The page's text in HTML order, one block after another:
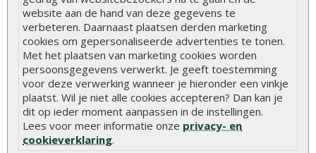
website aan de hand van deze gegevens te
verbeteren. Daarnaast plaatsen derden marketing
cookies om gepersonaliseerde advertenties te tonen.
Met het plaatsen van marketing cookies worden
persoonsgegevens verwerkt. Je geeft toestemming
voor deze verwerking wanneer je hieronder een vinkje
plaatst. Wil je niet alle cookies accepteren? Dan kan je
dit op ieder moment aanpassen in de instellingen.
Lees voor meer informatie onze privacy- en
cookieverklaring.
Scherpe prijzen
Snelle levering
Uitsluitend topkwaliteit
Vakkundig personeel
Ruime voorraad
24/7 online bestellen
Meer dan 40 jaar ervaring